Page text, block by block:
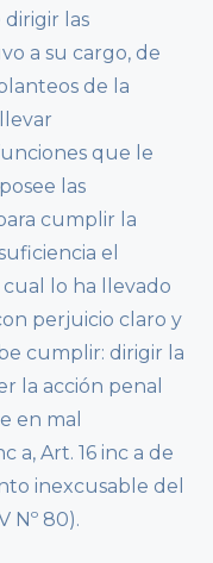
dirigir las
a su cargo, de
de la
que le
las
cumplir la
el
lo ha llevado
perjuicio claro y
cumplir: dirigir la
la acción penal
en mal
a, Art. 16 inc a de
inexcusable del
Nº 80).